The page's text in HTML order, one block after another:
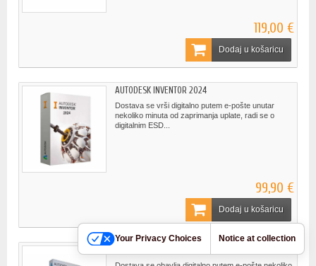
119,00 €
Dodaj u košaricu
AUTODESK INVENTOR 2024
Dostava se vrši digitalno putem e-pošte unutar
nekoliko minuta od zaprimanja uplate, radi se o
digitalnim ESD...
99,90 €
Dodaj u košaricu
Your Privacy Choices Notice at collection